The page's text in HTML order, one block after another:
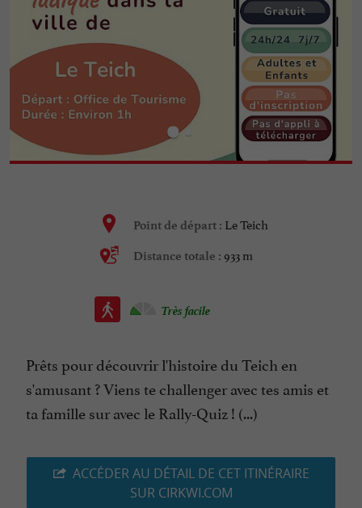
Point de départ : Le Teich
Distance totale : 933 m
Très facile
Prêts pour découvrir l'histoire du Teich en
s'amusant ? Viens te challenger avec tes amis et
ta famille sur avec le Rally-Quiz ! (...)
ACCÉDER AU DÉTAIL DE CET ITINÉRAIRE
SUR CIRKWI.COM